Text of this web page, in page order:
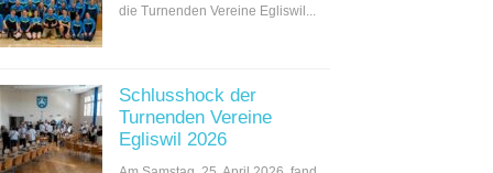
die Turnenden Vereine Egliswil...
Schlusshock der
Turnenden Vereine
Egliswil 2026